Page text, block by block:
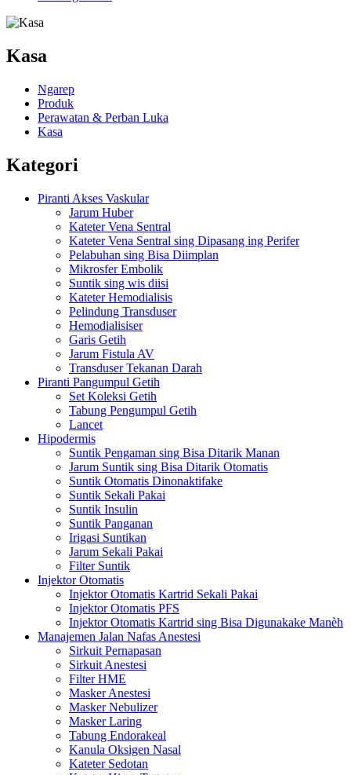
Kasa
Ngarep
Produk
Perawatan & Perban Luka
Kasa
Kategori
Piranti Akses Vaskular
Jarum Huber
Kateter Vena Sentral
Kateter Vena Sentral sing Dipasang ing Perifer
Pelabuhan sing Bisa Diimplan
Mikrosfer Embolik
Suntik sing wis diisi
Kateter Hemodialisis
Pelindung Transduser
Hemodialisiser
Garis Getih
Jarum Fistula AV
Transduser Tekanan Darah
Piranti Pangumpul Getih
Set Koleksi Getih
Tabung Pengumpul Getih
Lancet
Hipodermis
Suntik Pengaman sing Bisa Ditarik Manan
Jarum Suntik sing Bisa Ditarik Otomatis
Suntik Otomatis Dinonaktifake
Suntik Sekali Pakai
Suntik Insulin
Suntik Panganan
Irigasi Suntikan
Jarum Sekali Pakai
Filter Suntik
Injektor Otomatis
Injektor Otomatis Kartrid Sekali Pakai
Injektor Otomatis PFS
Injektor Otomatis Kartrid sing Bisa Digunakake Manèh
Manajemen Jalan Nafas Anestesi
Sirkuit Pernapasan
Sirkuit Anestesi
Filter HME
Masker Anestesi
Masker Nebulizer
Masker Laring
Tabung Endorakeal
Kanula Oksigen Nasal
Kateter Sedotan